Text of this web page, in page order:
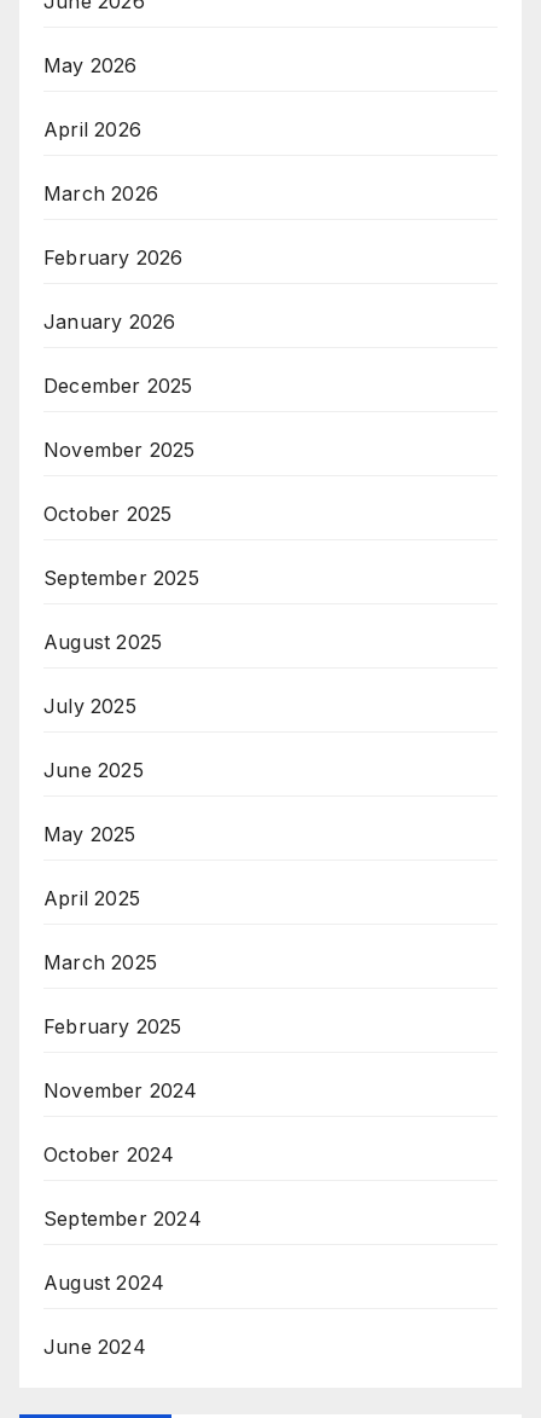
May 2026
April 2026
March 2026
February 2026
January 2026
December 2025
November 2025
October 2025
September 2025
August 2025
July 2025
June 2025
May 2025
April 2025
March 2025
February 2025
November 2024
October 2024
September 2024
August 2024
June 2024